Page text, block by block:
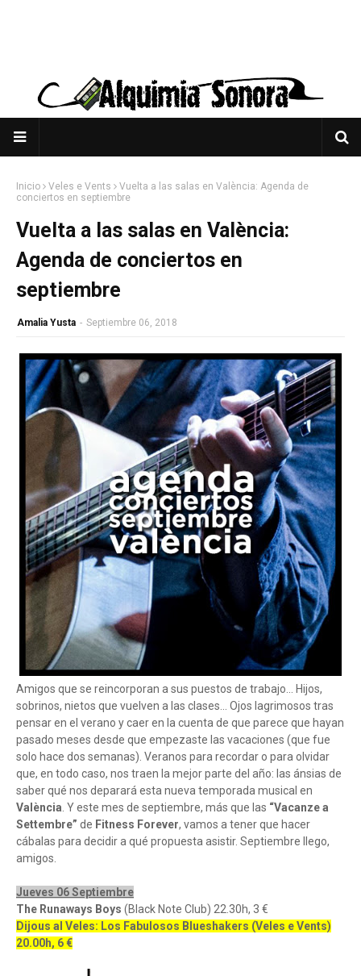
Inicio Veles e Vents
Vuelta a las salas en València: Agenda de
conciertos en septiembre
Vuelta a las salas en València:
Agenda de conciertos en
septiembre
Amalia Yusta - Septiembre 06, 2018
Amigos que se reincorporan a sus puestos de trabajo... Hijos,
sobrinos, nietos que vuelven a las clases... Ojos lagrimosos tras
pensar en el verano y caer en la cuenta de que parece que hayan
pasado meses desde que empezaste las vacaciones (que fue
solo hace dos semanas). Veranos para recordar o para olvidar
que, en todo caso, nos traen la mejor parte del año: las ánsias de
saber qué nos deparará esta nueva temporada musical en
València. Y este mes de septiembre, más que las “Vacanze a
Settembre” de Fitness Forever, vamos a tener que hacer
cábalas para decidir a qué propuesta asistir. Septiembre llego,
amigos.
Jueves 06 Septiembre
The Runaways Boys (Black Note Club) 22.30h, 3 €
Dijous al Veles: Los Fabulosos Blueshakers (Veles e Vents)
20.00h, 6 €